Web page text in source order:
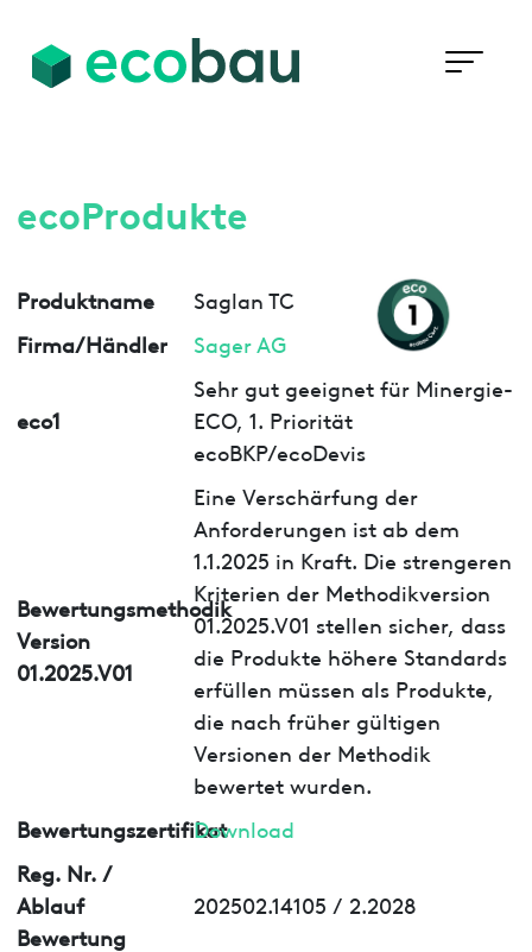
ecoProdukte
Produktname
Saglan TC
Firma/Händler
Sager AG
eco1
Sehr gut geeignet für Minergie-
ECO, 1. Priorität
ecoBKP/ecoDevis
Bewertungsmethodik
Version
01.2025.V01
Eine Verschärfung der
Anforderungen ist ab dem
1.1.2025 in Kraft. Die strengeren
Kriterien der Methodikversion
01.2025.V01 stellen sicher, dass
die Produkte höhere Standards
erfüllen müssen als Produkte,
die nach früher gültigen
Versionen der Methodik
bewertet wurden.
BewertungszertifikatDownload
Reg. Nr. /
Ablauf
Bewertung
202502.14105 / 2.2028